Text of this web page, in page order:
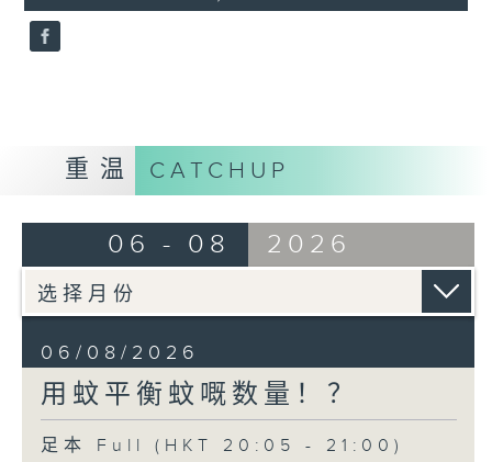
seconds
重温 CATCHUP
06 - 08 2026
06/08/2026
用蚊平衡蚊嘅数量！？
足本 Full (HKT 20:05 - 21:00)